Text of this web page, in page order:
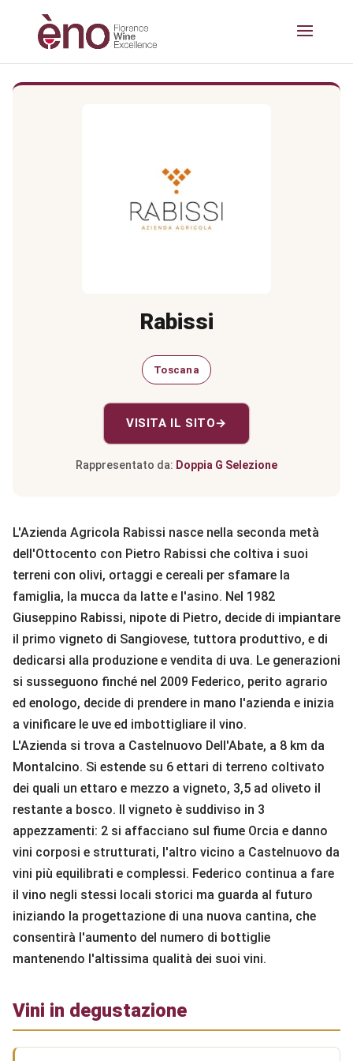
Rabissi
Toscana
VISITA IL SITO→
Rappresentato da: Doppia G Selezione
L'Azienda Agricola Rabissi nasce nella seconda metà
dell'Ottocento con Pietro Rabissi che coltiva i suoi
terreni con olivi, ortaggi e cereali per sfamare la
famiglia, la mucca da latte e l'asino. Nel 1982
Giuseppino Rabissi, nipote di Pietro, decide di impiantare
il primo vigneto di Sangiovese, tuttora produttivo, e di
dedicarsi alla produzione e vendita di uva. Le generazioni
si susseguono finché nel 2009 Federico, perito agrario
ed enologo, decide di prendere in mano l'azienda e inizia
a vinificare le uve ed imbottigliare il vino.
L'Azienda si trova a Castelnuovo Dell'Abate, a 8 km da
Montalcino. Si estende su 6 ettari di terreno coltivato
dei quali un ettaro e mezzo a vigneto, 3,5 ad oliveto il
restante a bosco. Il vigneto è suddiviso in 3
appezzamenti: 2 si affacciano sul fiume Orcia e danno
vini corposi e strutturati, l'altro vicino a Castelnuovo da
vini più equilibrati e complessi. Federico continua a fare
il vino negli stessi locali storici ma guarda al futuro
iniziando la progettazione di una nuova cantina, che
consentirà l'aumento del numero di bottiglie
mantenendo l'altissima qualità dei suoi vini.
Vini in degustazione